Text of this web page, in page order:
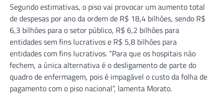
Segundo estimativas, o piso vai provocar um aumento total
de despesas por ano da ordem de R$ 18,4 bilhões, sendo R$
6,3 bilhões para o setor público, R$ 6,2 bilhões para
entidades sem fins lucrativos e R$ 5,8 bilhões para
entidades com fins lucrativos. “Para que os hospitais não
fechem, a única alternativa é o desligamento de parte do
quadro de enfermagem, pois é impagável o custo da folha de
pagamento com o piso nacional”, lamenta Morato.